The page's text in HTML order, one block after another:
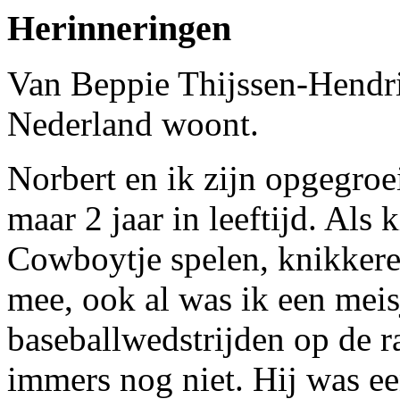
Herinneringen
Van Beppie Thijssen-
Nederland woont.
Norbert en ik zijn
maar 2 jaar in leeftijd. Als
Cowboytje spelen,
mee, ook al was ik een
baseballwedstrijden op de
immers nog niet. Hij was